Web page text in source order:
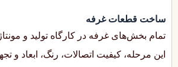
ساخت قطعات غرفه
تمام بخش‌های غرفه در کارگاه تولید و
این مرحله، کیفیت اتصالات، رنگ، ابعاد و